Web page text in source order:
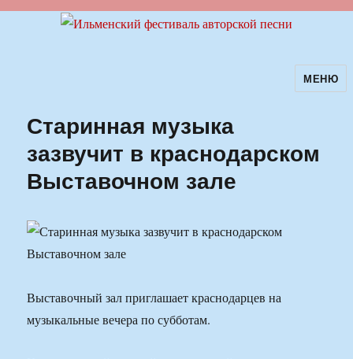
Ильменский фестиваль авторскойМЕНЮ
Старинная музыка
зазвучит в краснодарском
Выставочном зале
Выставочный зал приглашает краснодарцев на
музыкальные вечера по субботам.